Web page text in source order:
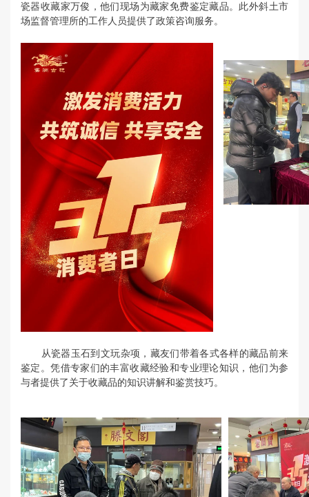
瓷器收藏家万俊，他们现场为藏家免费鉴定藏品。此外斜土市
场监督管理所的工作人员提供了政策咨询服务。
从瓷器玉石到文玩杂项，藏友们带着各式各样的藏品前来
鉴定。凭借专家们的丰富收藏经验和专业理论知识，他们为参
与者提供了关于收藏品的知识讲解和鉴赏技巧。